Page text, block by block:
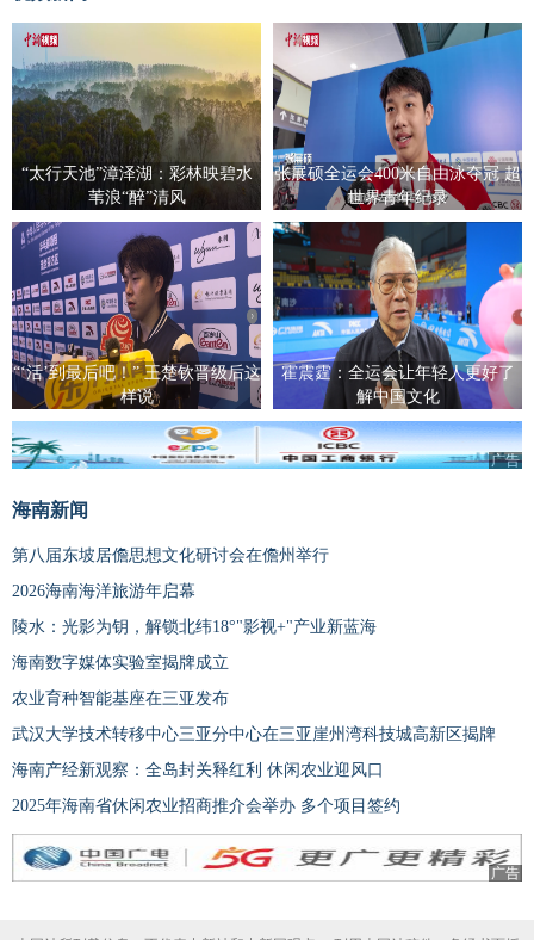
“太行天池”漳泽湖：彩林映碧水
苇浪“醉”清风
张展硕全运会400米自由泳夺冠 超
世界青年纪录
“‘活’到最后吧！” 王楚钦晋级后这
样说
霍震霆：全运会让年轻人更好了
解中国文化
广告
海南新闻
第八届东坡居儋思想文化研讨会在儋州举行
2026海南海洋旅游年启幕
陵水：光影为钥，解锁北纬18°"影视+"产业新蓝海
海南数字媒体实验室揭牌成立
农业育种智能基座在三亚发布
武汉大学技术转移中心三亚分中心在三亚崖州湾科技城高新区揭牌
海南产经新观察：全岛封关释红利 休闲农业迎风口
2025年海南省休闲农业招商推介会举办 多个项目签约
广告